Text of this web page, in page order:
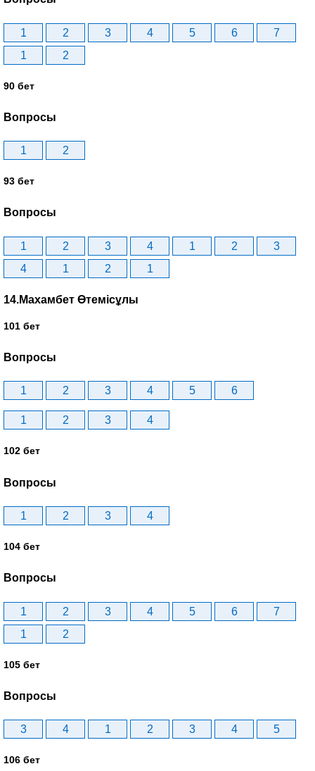
1 2 3 4 5 6
7
1
2
90 бет
Вопросы
1 2
93 бет
Вопросы
1 2 3 4 1 2
3
4
1 2 1
14.Махамбет Өтемісұлы
101 бет
Вопросы
1 2 3 4 5 6
1 2 3 4
102 бет
Вопросы
1 2 3 4
104 бет
Вопросы
1 2 3 4 5 6
7
1
2
105 бет
Вопросы
3 4 1 2 3 4 5
106 бет